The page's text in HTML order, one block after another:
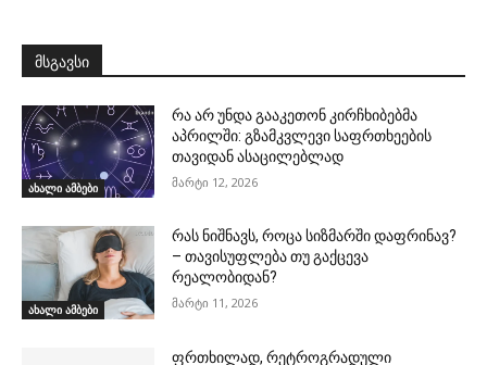
მსგავსი
ახალი ამბები
რა არ უნდა გააკეთონ კირჩხიბებმა
აპრილში: გზამკვლევი საფრთხეების
თავიდან ასაცილებლად
მარტი 12, 2026
ახალი ამბები
რას ნიშნავს, როცა სიზმარში დაფრინავ?
– თავისუფლება თუ გაქცევა
რეალობიდან?
მარტი 11, 2026
ფრთხილად, რეტროგრადული